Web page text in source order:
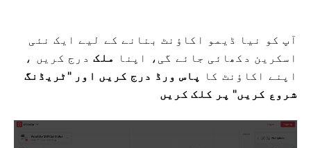
آپ کو نیا ڈیمو اکاؤنٹ بنانے کے لیے ایک نئی
اسکرین دکھائی جائے گی، اپنا ملکدرج کریں ،
اپنے اکاؤنٹ کا
پاس ورڈ درج کریں اور"ٹریڈنگ
شروع کریں" پر کلک کریں